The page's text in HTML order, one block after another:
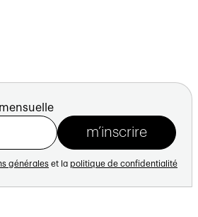
générales et la politique de confidentialité